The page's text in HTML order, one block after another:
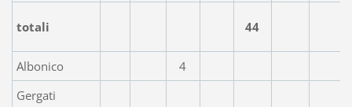
totali 44
Albonico
4
Gergati